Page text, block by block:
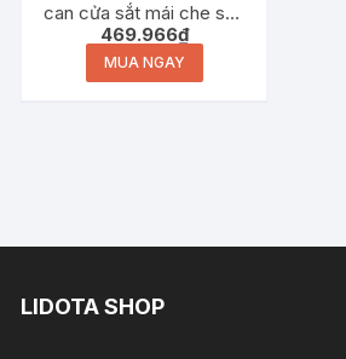
can cửa sắt mái che sân
thượng
469.966₫
MUA NGAY
LIDOTA SHOP